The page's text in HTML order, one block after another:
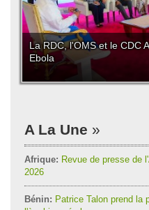
La RDC, l'OMS et le CDC
Ebola
A La Une
Afrique: Revue de presse de
2026
Bénin: Patrice Talon prend la